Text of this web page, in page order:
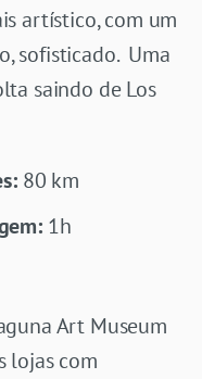
artístico, com um
sofisticado. Uma
saindo de Los
80 km
1h
Art Museum
lojas com